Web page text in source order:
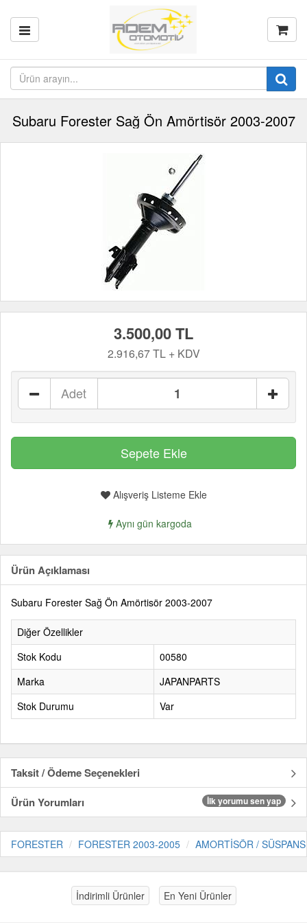
Subaru Forester Sağ Ön Amörtisör 2003-2007
3.500,00 TL
2.916,67 TL + KDV
Adet
Alışveriş Listeme Ekle
Aynı gün kargoda
Ürün Açıklaması
Subaru Forester Sağ Ön Amörtisör 2003-2007
Diğer Özellikler
Stok Kodu
00580
Marka
JAPANPARTS
Stok Durumu
Var
Taksit / Ödeme Seçenekleri
Ürün Yorumları
İlk yorumu sen yap
FORESTER FORESTER 2003-2005 AMORTİSÖR /
İndirimli Ürünler En Yeni Ürünler